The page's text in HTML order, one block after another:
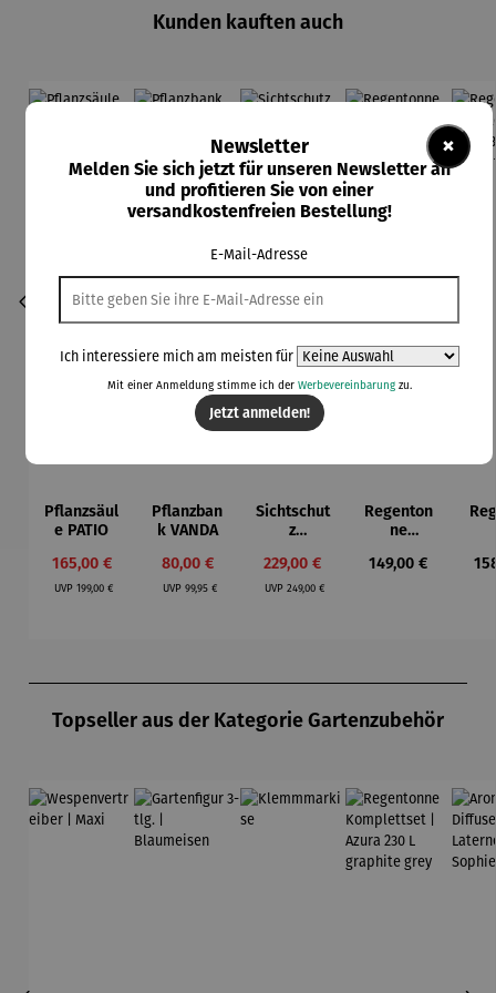
Kunden kauften auch
Pflanzsäul
e PATIO
Verkaufspreis:
165,00 €
UVPRegulärer Preis:
199,00 €
Pflanzban
k VANDA
Verkaufspreis:
80,00 €
UVP Regulärer Preis:
99,95 €
Sichtschut
z
ier aus
Teakholz
Verkaufspreis:
229,00 €
UVPRegulärer Preis:
249,00 €
Regenton
ne
et |
Regulärer Preis:
149,00 €
et
Topseller aus der Kategorie Gartenzubehör
×
Newsletter
Melden Sie sich jetzt für unseren Newsletter an
und profitieren Sie von einer
versandkostenfreien Bestellung!
E-Mail-Adresse
Ich interessiere mich am meisten für
Mit einer Anmeldung stimme ich der Werbevereinbarungzu.
Jetzt anmelden!